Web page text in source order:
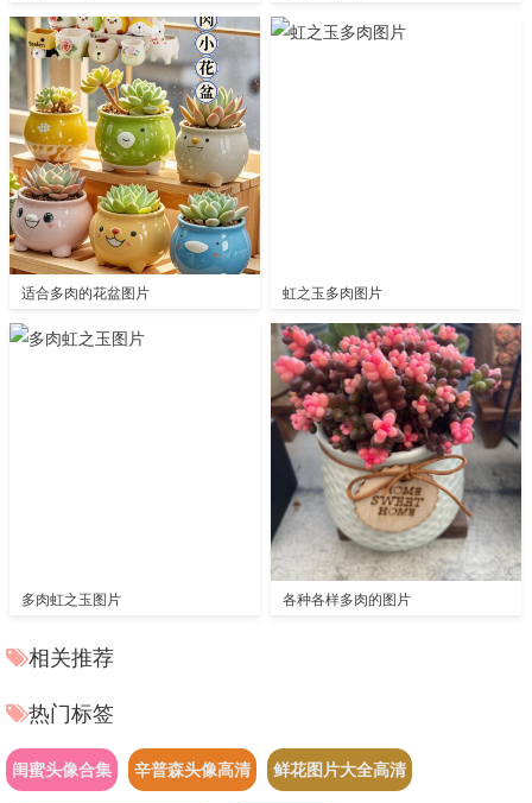
适合多肉的花盆图片 虹之玉多肉图片
多肉虹之玉图片 各种各样多肉的图片
相关推荐
热门标签
闺蜜头像合集 辛普森头像高清 鲜花图片大全高清